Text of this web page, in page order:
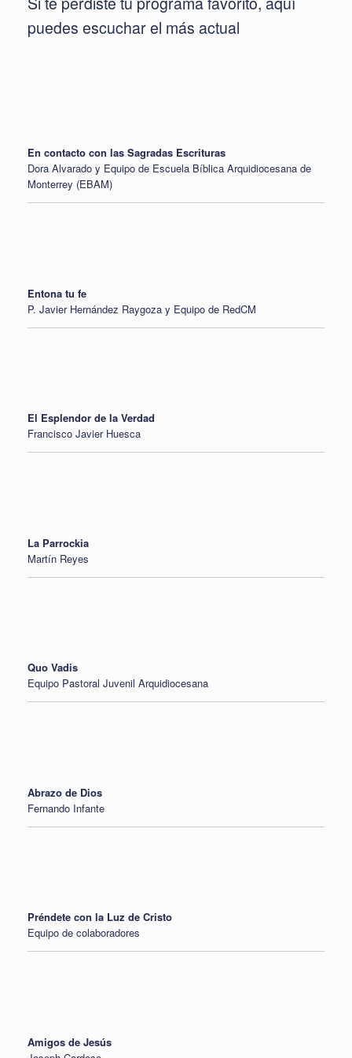
puedes escuchar el más actual
En contacto con las Sagradas Escrituras
Dora Alvarado y Equipo de Escuela Bíblica Arquidiocesana de
Monterrey (EBAM)
Entona tu fe
P. Javier Hernández Raygoza y Equipo de RedCM
El Esplendor de la Verdad
Francisco Javier Huesca
La Parrockia
Martín Reyes
Quo Vadis
Equipo Pastoral Juvenil Arquidiocesana
Abrazo de Dios
Fernando Infante
Préndete con la Luz de Cristo
Equipo de colaboradores
Amigos de Jesús